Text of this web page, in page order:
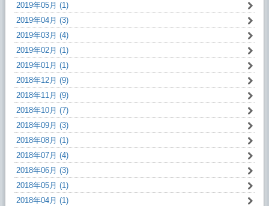
2019年05月 (1)
2019年04月 (3)
2019年03月 (4)
2019年02月 (1)
2019年01月 (1)
2018年12月 (9)
2018年11月 (9)
2018年10月 (7)
2018年09月 (3)
2018年08月 (1)
2018年07月 (4)
2018年06月 (3)
2018年05月 (1)
2018年04月 (1)